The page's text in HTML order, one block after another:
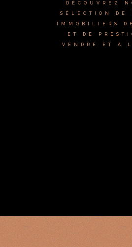
DÉCOUVREZ
SÉLECTION DE
IMMOBILIERS
ET DE
VENDRE ET À